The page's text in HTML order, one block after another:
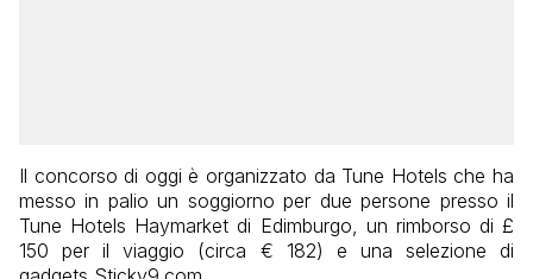
Il concorso di oggi è organizzato da Tune Hotels che ha
messo in palio un soggiorno per due persone presso il
Tune Hotels Haymarket di Edimburgo, un rimborso di £
150 per il viaggio (circa € 182) e una selezione di